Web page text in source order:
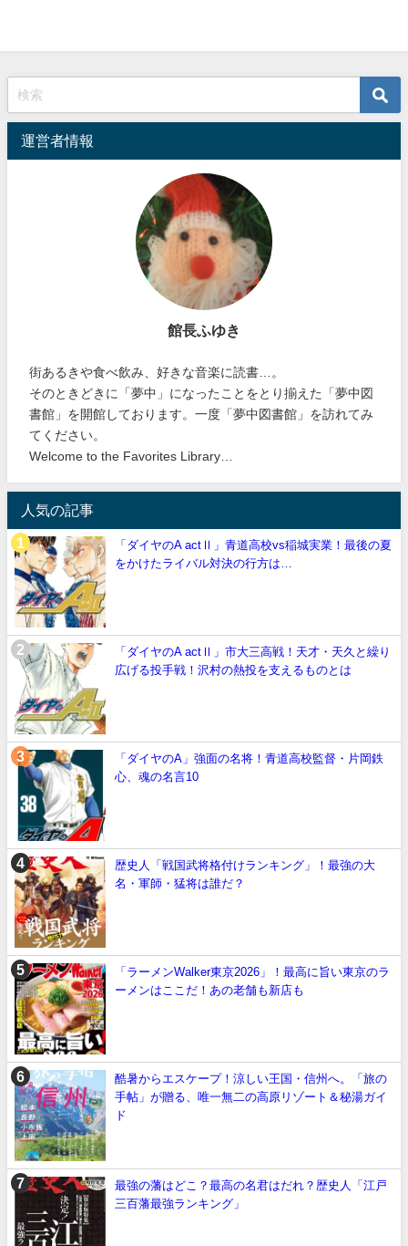
運営者情報
館長ふゆき
街あるきや食べ飲み、好きな音楽に読書…。
そのときどきに「夢中」になったことをとり揃えた「夢中図
書館」を開館しております。一度「夢中図書館」を訪れてみ
てください。
Welcome to the Favorites Library…
人気の記事
「ダイヤのA actⅡ」青道高校vs稲城実業！最後の夏
をかけたライバル対決の行方は…
「ダイヤのA actⅡ」市大三高戦！天才・天久と繰り
広げる投手戦！沢村の熱投を支えるものとは
「ダイヤのA」強面の名将！青道高校監督・片岡鉄
心、魂の名言10
歴史人「戦国武将格付けランキング」！最強の大
名・軍師・猛将は誰だ？
「ラーメンWalker東京2026」！最高に旨い東京のラ
ーメンはここだ！あの老舗も新店も
酷暑からエスケープ！涼しい王国・信州へ。「旅の
手帖」が贈る、唯一無二の高原リゾート＆秘湯ガイ
ド
最強の藩はどこ？最高の名君はだれ？歴史人「江戸
三百藩最強ランキング」